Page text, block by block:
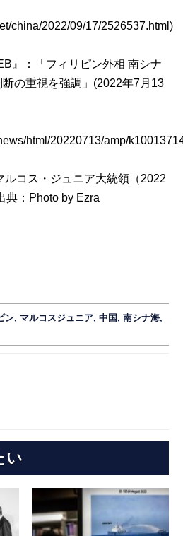
china/2022/09/17/2526537.html)
』：「フィリピン外相 南シナ
の重視を強調」(2022年7月13
html/20220713/amp/
ルコス・ジュニア大統領（2022
： Photo by Ezra
ン, マルコスジュニア,中国,南シナ海,
い